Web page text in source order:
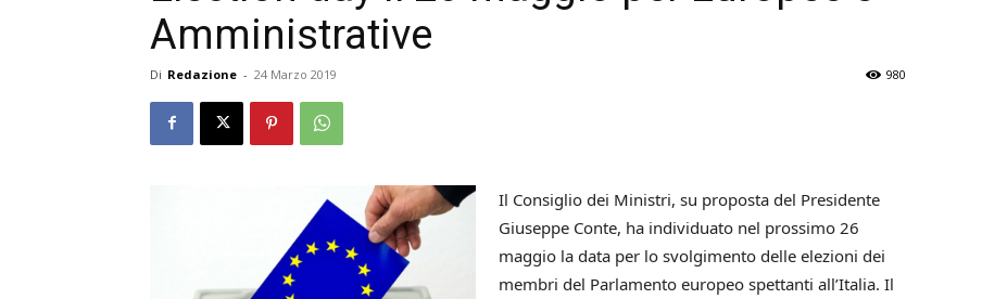
Amministrative
Di Redazione - 24 Marzo 2019 980
Il Consiglio dei Ministri, su proposta del Presidente
Giuseppe Conte, ha individuato nel prossimo 26
maggio la data per lo svolgimento delle elezioni dei
membri del Parlamento europeo spettanti all’Italia. Il